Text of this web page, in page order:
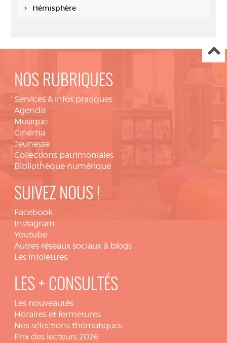
Hémisphère
NOS RUBRIQUES
Services & infos pratiques
Agenda
Musique
Cinéma
Jeunesse
Collections patrimoniales
Bibliothèque numérique
SUIVEZ NOUS !
Facebook
Instagram
Youtube
Autres réseaux sociaux & blogs
Les infolettres
LES + CONSULTÉS
Les nouveautés
Horaires et fermetures
Nos sélections thématiques
Prix des lecteurs 2026